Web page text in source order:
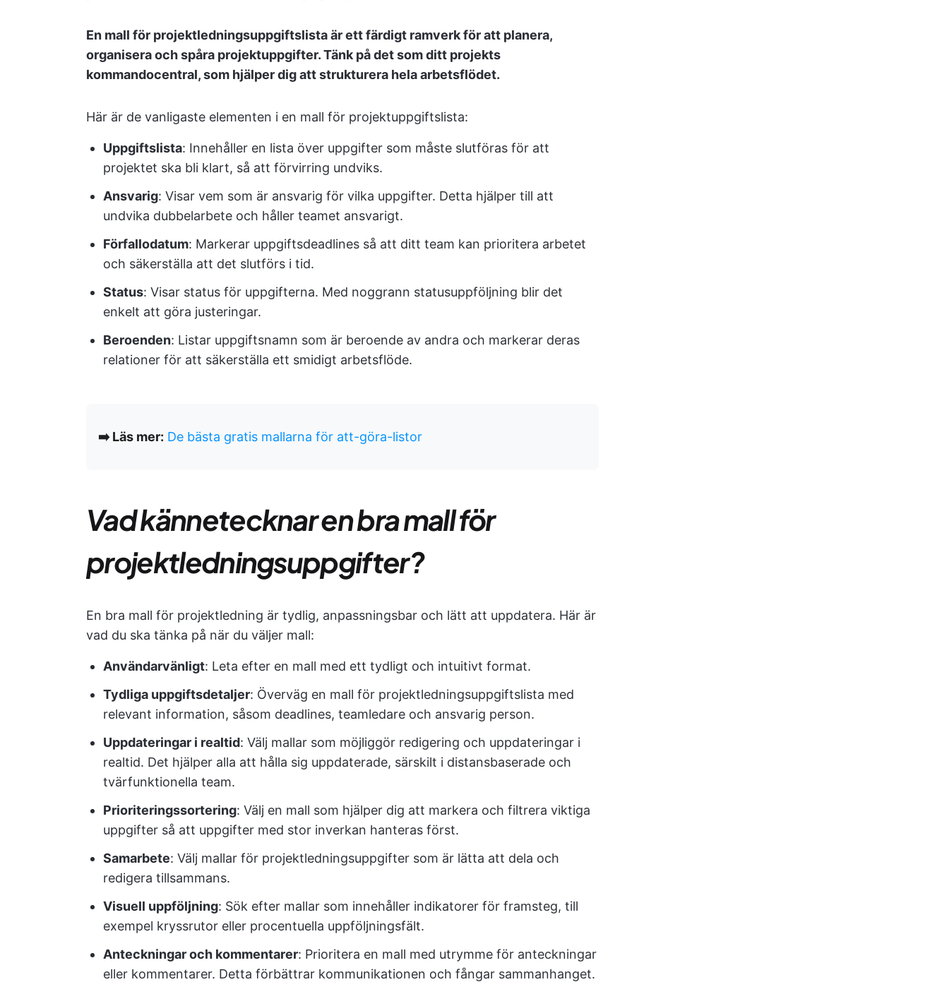
En mall för projektledningsuppgiftslista är ett färdigt ramverk för att planera,
organisera och spåra projektuppgifter. Tänk på det som ditt projekts
kommandocentral, som hjälper dig att strukturera hela arbetsflödet.
Här är de vanligaste elementen i en mall för projektuppgiftslista:
Uppgiftslista: Innehåller en lista över uppgifter som måste slutföras för att
projektet ska bli klart, så att förvirring undviks.
Ansvarig: Visar vem som är ansvarig för vilka uppgifter. Detta hjälper till att
undvika dubbelarbete och håller teamet ansvarigt.
Förfallodatum: Markerar uppgiftsdeadlines så att ditt team kan prioritera arbetet
och säkerställa att det slutförs i tid.
Status: Visar status för uppgifterna. Med noggrann statusuppföljning blir det
enkelt att göra justeringar.
Beroenden: Listar uppgiftsnamn som är beroende av andra och markerar deras
relationer för att säkerställa ett smidigt arbetsflöde.
➡️ Läs mer: De bästa gratis mallarna för att-göra-listor
Vad kännetecknar en bra mall för
projektledningsuppgifter?
En bra mall för projektledning är tydlig, anpassningsbar och lätt att uppdatera. Här är
vad du ska tänka på när du väljer mall:
Användarvänligt: Leta efter en mall med ett tydligt och intuitivt format.
Tydliga uppgiftsdetaljer: Överväg en mall för projektledningsuppgiftslista med
relevant information, såsom deadlines, teamledare och ansvarig person.
Uppdateringar i realtid: Välj mallar som möjliggör redigering och uppdateringar i
realtid. Det hjälper alla att hålla sig uppdaterade, särskilt i distansbaserade och
tvärfunktionella team.
Prioriteringssortering: Välj en mall som hjälper dig att markera och filtrera viktiga
uppgifter så att uppgifter med stor inverkan hanteras först.
Samarbete: Välj mallar för projektledningsuppgifter som är lätta att dela och
redigera tillsammans.
Visuell uppföljning: Sök efter mallar som innehåller indikatorer för framsteg, till
exempel kryssrutor eller procentuella uppföljningsfält.
Anteckningar och kommentarer: Prioritera en mall med utrymme för anteckningar
eller kommentarer. Detta förbättrar kommunikationen och fångar sammanhanget.